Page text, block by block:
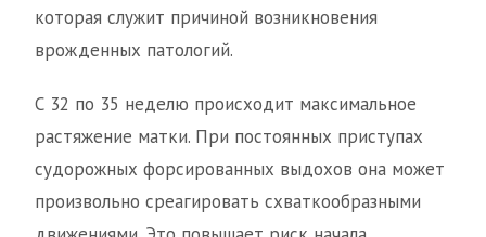
которая служит причиной возникновения
врожденных патологий.
С 32 по 35 неделю происходит максимальное
растяжение матки. При постоянных приступах
судорожных форсированных выдохов она может
произвольно среагировать схваткообразными